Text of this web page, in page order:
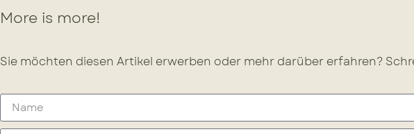
More is more!
Sie möchten diesen Artikel erwerben oder mehr darüber erfahren?